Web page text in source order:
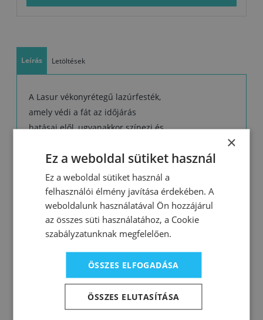
Leírás Letöltések
A Lasur vékonyrétegű lazúrfesték,
amely védi a fát az időjárás
hatásai elől, ugyanakkor színezi és
amely védi a fát az időjárás
hatásai elől, ugyanakkor színezi
és nemesíti azt
enyhe matt végleges külsővel
A Lasurral a tetőszerkezetek külső részét, a
homlokzatburkolatokat, kerítéseket, faházakat, kerti
bútorokat és más kültéri és beltéri faelemeket
láthatjuk el favédelemmel, ha szeretnénk, hogy a
×
Ez a weboldal sütiket használ
Ez a weboldal sütiket használ a
felhasználói élmény javítása érdekében. A
weboldalunk használatával Ön hozzájárul
az összes süti használatához, a Cookie
szabályzatunknak megfelelően.
ÖSSZES ELFOGADÁSA
ÖSSZES ELUTASÍTÁSA